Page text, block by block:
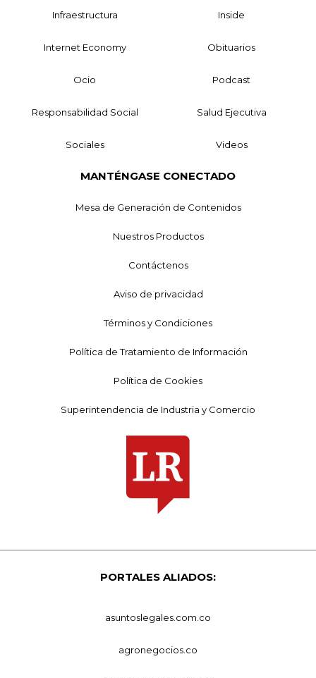
Infraestructura Inside
Internet Economy Obituarios
Ocio Podcast
Responsabilidad Social Salud Ejecutiva
Sociales Videos
MANTÉNGASE CONECTADO
Mesa de Generación de Contenidos
Nuestros Productos
Contáctenos
Aviso de privacidad
Términos y Condiciones
Política de Tratamiento de Información
Política de Cookies
Superintendencia de Industria y Comercio
PORTALES ALIADOS:
asuntoslegales.com.co
agronegocios.co